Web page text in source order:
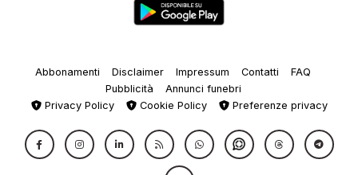
Abbonamenti Disclaimer Impressum Contatti
FAQ
Pubblicità
Annunci funebri
Privacy Policy
Cookie Policy Preferenze privacy